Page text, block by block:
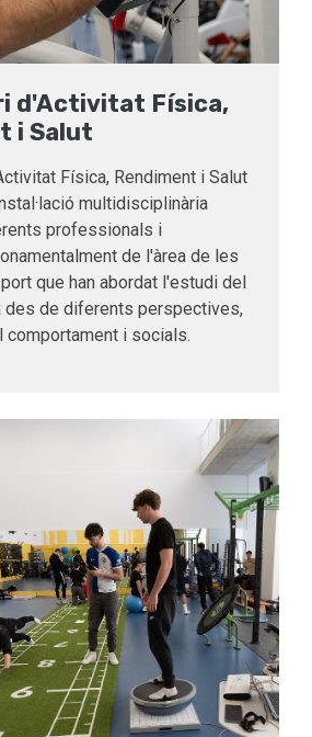
d'Activitat Física,
i Salut
Física, Rendiment i Salut
multidisciplinària
professionals i
de l'àrea de les
que han abordat l'estudi del
des de diferents perspectives,
comportament i socials.